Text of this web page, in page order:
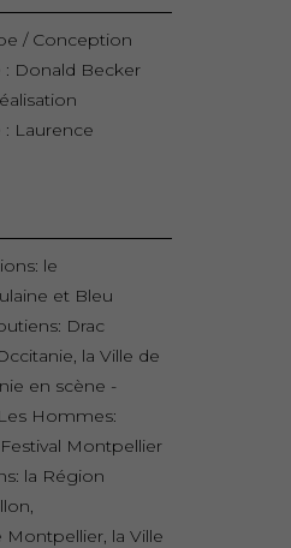
/ Conception
Donald Becker
Laurence
le
et Bleu
Drac
la Ville de
en scène -
Hommes:
Montpellier
la Région
Montpellier, la Ville